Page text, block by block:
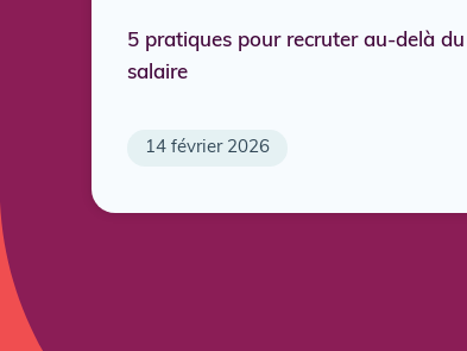
5 pratiques pour recruter au-delà du
salaire
14 février 2026